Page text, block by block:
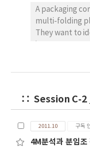
load factor of
which controls
getting control
reduce the
electric power
demand
of time.
A packaging
multi-folding
They want to
adapting
products and so on.
industrial
However,
Session C-2
2011.10 구독
4M분석과 분임